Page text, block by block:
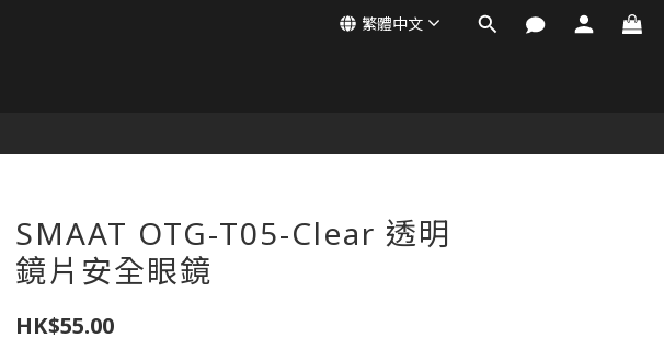
繁體中文
SMAAT OTG-T05-Clear 透明
鏡片安全眼鏡
HK$55.00